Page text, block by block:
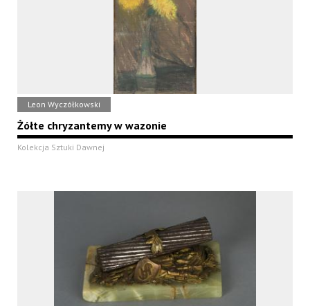
Leon Wyczółkowski
Żółte chryzantemy w wazonie
Kolekcja Sztuki Dawnej